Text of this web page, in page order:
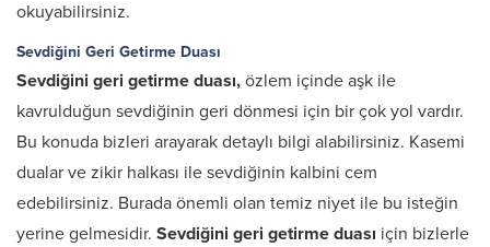
okuyabilirsiniz.
Sevdiğini Geri Getirme Duası
Sevdiğini geri getirme duası, özlem içinde aşk ile
kavrulduğun sevdiğinin geri dönmesi için bir çok yol vardır.
Bu konuda bizleri arayarak detaylı bilgi alabilirsiniz. Kasemi
dualar ve zikir halkası ile sevdiğinin kalbini cem
edebilirsiniz. Burada önemli olan temiz niyet ile bu isteğin
yerine gelmesidir. Sevdiğini geri getirme duası için bizlerle